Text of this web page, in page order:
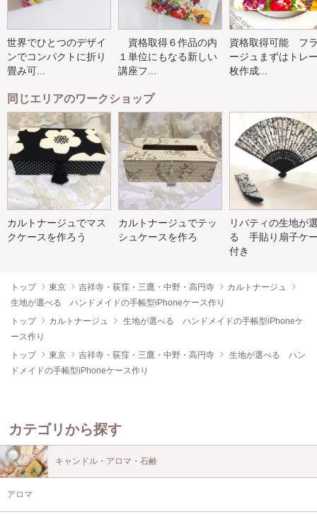
世界でひとつのデザイ
ンでコンパクトに折り
畳み可...
資格取得６作品の内
１単位にもなる新しい
講座フ...
資格取得可能 フ
ージュまずはトレ
枚作成...
同じエリアのワークショップ
カルトナージュでマス
クケースを作ろう
カルトナージュでテッ
シュケースを作ろ
リバティの生地が
る 手貼り扇子ケ
付き
トップ 東京 吉祥寺・荻窪・三鷹・中野・高円寺
カルトナージュ
生地が選べる ハンドメイドの手帳型iPhoneケース作り
トップ
カルトナージュ
生地が選べる ハンドメイドの手帳型iPhoneケ
ース作り
トップ
東京 吉祥寺・荻窪・三鷹・中野・高円寺
生地が選べる ハン
ドメイドの手帳型iPhoneケース作り
カテゴリから探す
キャンドル・アロマ・石鹸
アロマ